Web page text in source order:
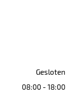
Gesloten
08:00 - 18:00